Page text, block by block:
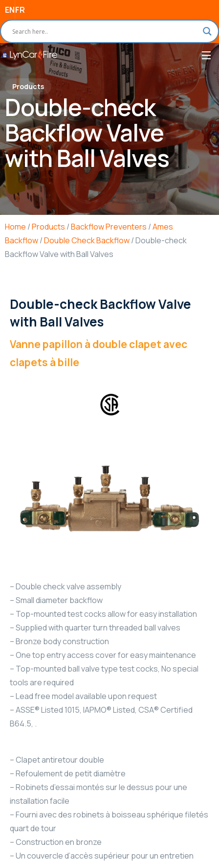
ENFR
Products
Double-check
Backflow Valve
with Ball Valves
Home /Products /Backflow Preventers /Ames
Backflow/Double Check Backflow/ Double-check
Backflow Valve with Ball Valves
Double-check Backflow Valve
with Ball Valves
Vanne papillon à double clapet avec
clapets à bille
– Double check valve assembly
– Small diameter backflow
– Top-mounted test cocks allow for easy installation
– Supplied with quarter turn threaded ball valves
– Bronze body construction
– One top entry access cover for easy maintenance
– Top-mounted ball valve type test cocks, No special
tools are required
– Lead free model available upon request
– ASSE® Listed 1015, IAPMO® Listed, CSA® Certified
B64.5, .
– Clapet antiretour double
– Refoulement de petit diamètre
– Robinets d’essai montés sur le dessus pour une
installation facile
– Fourni avec des robinets à boisseau sphérique filetés
quart de tour
– Construction en bronze
– Un couvercle d’accès supérieur pour un entretien